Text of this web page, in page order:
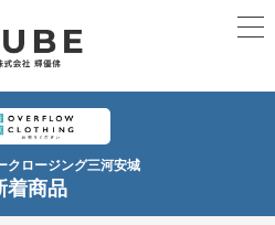
クロージング三河安城
着商品